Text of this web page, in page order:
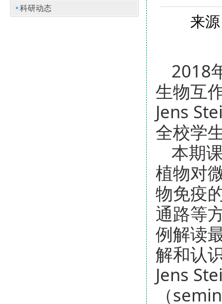
科研动态
来
2018
生物互
Jens
全校学
本期
植物对
物免疫
通路等
例解读
解和认
Jens
（